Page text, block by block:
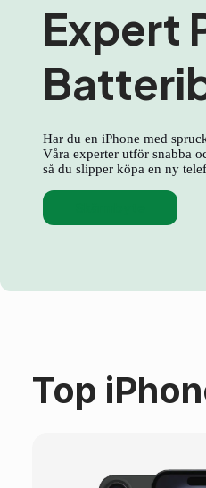
Expert
Har du en iPhone med
Våra experter utför snabba
så du slipper köpa en ny
Top